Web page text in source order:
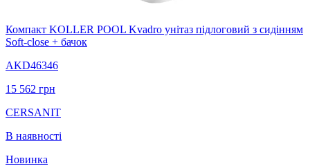
Компакт KOLLER POOL Kvadro унітаз підлоговий з сидінням
Soft-close + бачок
AKD46346
15 562 грн
CERSANIT
В наявності
Новинка